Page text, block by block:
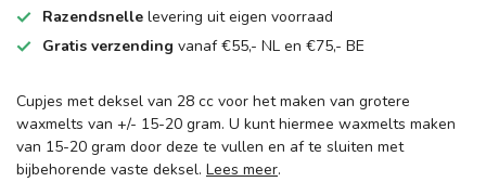
Razendsnelle levering uit eigen voorraad
Gratis verzending vanaf €55,- NL en €75,- BE
Cupjes met deksel van 28 cc voor het maken van grotere
waxmelts van +/- 15-20 gram. U kunt hiermee waxmelts maken
van 15-20 gram door deze te vullen en af te sluiten met
bijbehorende vaste deksel. Lees meer.